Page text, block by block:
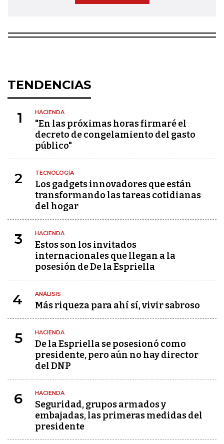
TENDENCIAS
1 HACIENDA
"En las próximas horas firmaré el
decreto de congelamiento del gasto
público"
2 TECNOLOGÍA
Los gadgets innovadores que están
transformando las tareas cotidianas
del hogar
3 HACIENDA
Estos son los invitados
internacionales que llegan a la
posesión de De la Espriella
4 ANÁLISIS
Más riqueza para ahí sí, vivir sabroso
5 HACIENDA
De la Espriella se posesionó como
presidente, pero aún no hay director
del DNP
6 HACIENDA
Seguridad, grupos armados y
embajadas, las primeras medidas del
presidente